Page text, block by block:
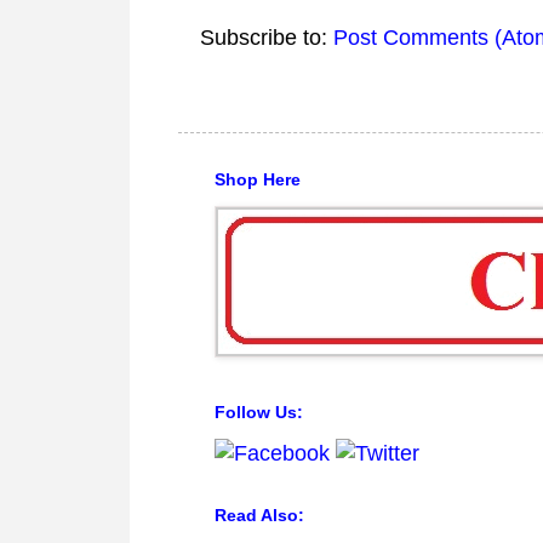
Subscribe to: Post Comments
Shop Here
Follow Us:
Read Also: